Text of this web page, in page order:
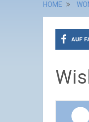
HOME
AUF